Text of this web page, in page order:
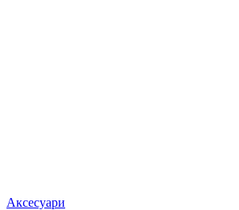
Аксесуари